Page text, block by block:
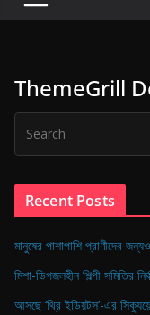
s
e
f
D
i
g
ThemeGrill
Recent Posts
মানুষের পাশাপাশি প্রাণীদের
মিশা-ডিপজলহীন শিল্পী সমিতির
আসছে ‘থ্রি ইডিয়টস’-এর